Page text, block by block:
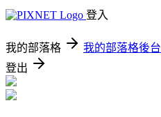
登入
我的部落格 我的部落格後台
登出